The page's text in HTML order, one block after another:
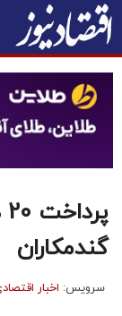
گندمکاران
سرویس: اخبار